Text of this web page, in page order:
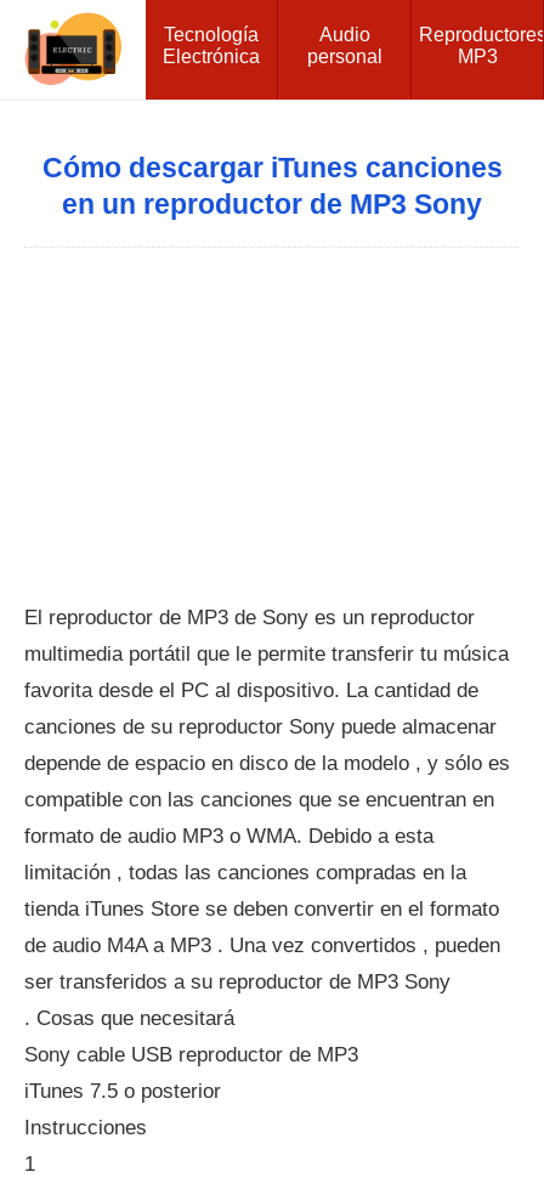
Tecnología
Electrónica
Audio
personal
MP3
Cómo descargar iTunes canciones
en un reproductor de MP3 Sony
El reproductor de MP3 de Sony es un reproductor
multimedia portátil que le permite transferir tu música
favorita desde el PC al dispositivo. La cantidad de
canciones de su reproductor Sony puede almacenar
depende de espacio en disco de la modelo , y sólo es
compatible con las canciones que se encuentran en
formato de audio MP3 o WMA. Debido a esta
limitación , todas las canciones compradas en la
tienda iTunes Store se deben convertir en el formato
de audio M4A a MP3 . Una vez convertidos , pueden
ser transferidos a su reproductor de MP3 Sony
. Cosas que necesitará
Sony cable USB reproductor de MP3
iTunes 7.5 o posterior
Instrucciones
1